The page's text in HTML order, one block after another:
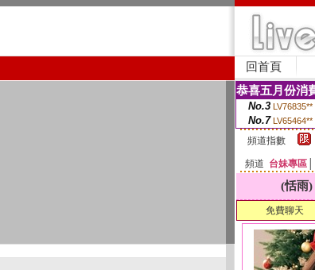
回首頁
恭喜五月份消
No.3 LV76835**
No.7 LV65464**
頻道指數
頻道 台妹專區
(恬雨)
免費聊天